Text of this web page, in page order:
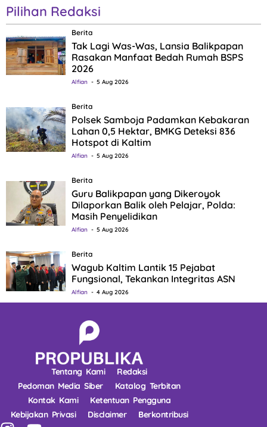
Pilihan Redaksi
Berita
Tak Lagi Was-Was, Lansia Balikpapan
Rasakan Manfaat Bedah Rumah BSPS
2026
Alfian 5 Aug 2026
Berita
Polsek Samboja Padamkan Kebakaran
Lahan 0,5 Hektar, BMKG Deteksi 836
Hotspot di Kaltim
Alfian 5 Aug 2026
Berita
Guru Balikpapan yang Dikeroyok
Dilaporkan Balik oleh Pelajar, Polda:
Masih Penyelidikan
Alfian 5 Aug 2026
Berita
Wagub Kaltim Lantik 15 Pejabat
Fungsional, Tekankan Integritas ASN
Alfian 4 Aug 2026
Tentang Kami
Redaksi
Pedoman Media Siber
Katalog Terbitan
Kontak Kami
Ketentuan Pengguna
Kebijakan Privasi
Disclaimer Berkontribusi